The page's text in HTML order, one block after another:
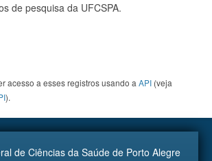
de pesquisa da UFCSPA.
acesso a esses registros usando a API (veja
).
de Ciências da Saúde de Porto Alegre